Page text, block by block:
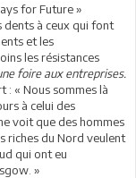
for Future »
dents à ceux qui font
et les
les résistances
foire aux entreprises.
: « Nous sommes là
à celui des
voit que des hommes
riches du Nord veulent
qui ont eu
»